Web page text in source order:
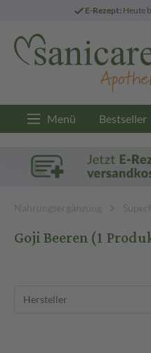
E-Rezept: Heute
Menü Bestseller
Nahrungsergänzung
Goji Beeren(1
Hersteller